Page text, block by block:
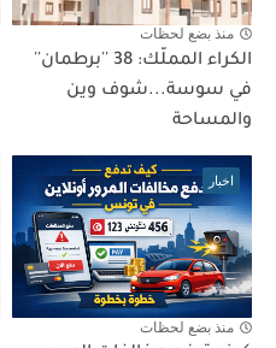
منذ بضع لحظات
الكراء المملّك: 38 ''برطمان''
في سوسة...شوف وين
والمساحة
اخبار
منذ بضع لحظات